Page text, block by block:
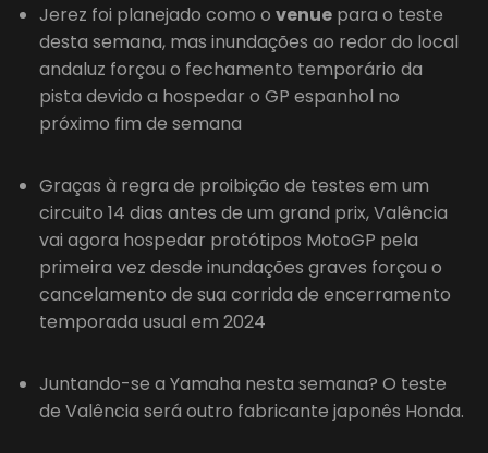
Jerez foi planejado como o venue para o teste
desta semana, mas inundações ao redor do local
andaluz forçou o fechamento temporário da
pista devido a hospedar o GP espanhol no
próximo fim de semana
Graças à regra de proibição de testes em um
circuito 14 dias antes de um grand prix, Valência
vai agora hospedar protótipos MotoGP pela
primeira vez desde inundações graves forçou o
cancelamento de sua corrida de encerramento
temporada usual em 2024
Juntando-se a Yamaha nesta semana? O teste
de Valência será outro fabricante japonês Honda.